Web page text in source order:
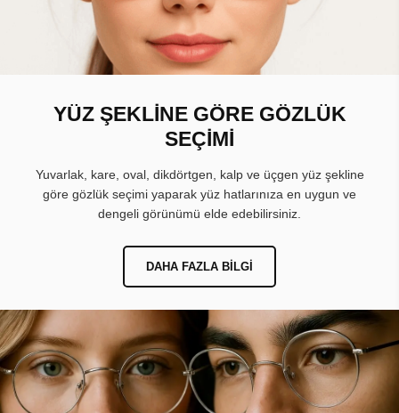
YÜZ ŞEKLİNE GÖRE GÖZLÜK
SEÇİMİ
Yuvarlak, kare, oval, dikdörtgen, kalp ve üçgen yüz şekline
göre gözlük seçimi yaparak yüz hatlarınıza en uygun ve
dengeli görünümü elde edebilirsiniz.
DAHA FAZLA BILGI